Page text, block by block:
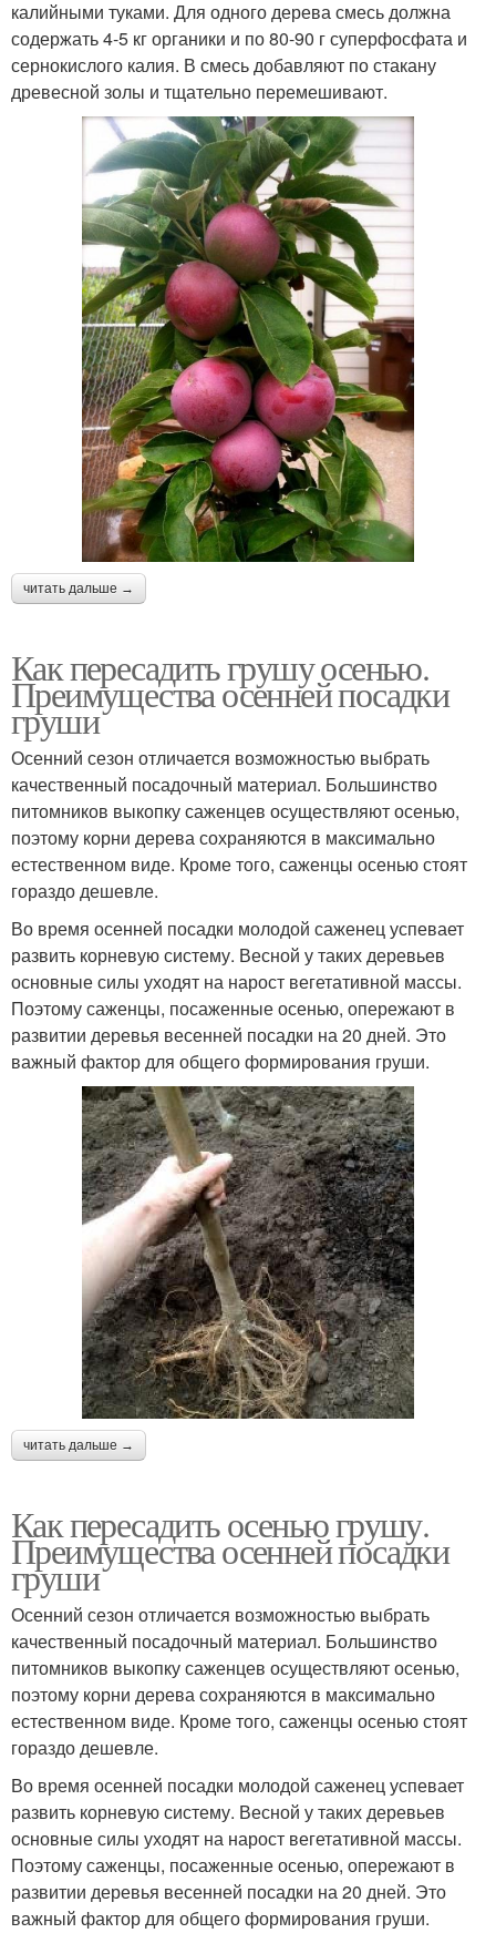
калийными туками. Для одного дерева смесь должна
содержать 4-5 кг органики и по 80-90 г суперфосфата и
сернокислого калия. В смесь добавляют по стакану
древесной золы и тщательно перемешивают.
читать дальше →
Как пересадить грушу осенью.
Преимущества осенней посадки
груши
Осенний сезон отличается возможностью выбрать
качественный посадочный материал. Большинство
питомников выкопку саженцев осуществляют осенью,
поэтому корни дерева сохраняются в максимально
естественном виде. Кроме того, саженцы осенью стоят
гораздо дешевле.
Во время осенней посадки молодой саженец успевает
развить корневую систему. Весной у таких деревьев
основные силы уходят на нарост вегетативной массы.
Поэтому саженцы, посаженные осенью, опережают в
развитии деревья весенней посадки на 20 дней. Это
важный фактор для общего формирования груши.
читать дальше →
Как пересадить осенью грушу.
Преимущества осенней посадки
груши
Осенний сезон отличается возможностью выбрать
качественный посадочный материал. Большинство
питомников выкопку саженцев осуществляют осенью,
поэтому корни дерева сохраняются в максимально
естественном виде. Кроме того, саженцы осенью стоят
гораздо дешевле.
Во время осенней посадки молодой саженец успевает
развить корневую систему. Весной у таких деревьев
основные силы уходят на нарост вегетативной массы.
Поэтому саженцы, посаженные осенью, опережают в
развитии деревья весенней посадки на 20 дней. Это
важный фактор для общего формирования груши.